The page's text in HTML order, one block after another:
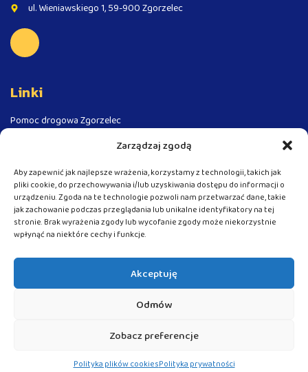
Zarządzaj zgodą
Aby zapewnić jak najlepsze wrażenia, korzystamy z technologii, takich jak
pliki cookie, do przechowywania i/lub uzyskiwania dostępu do informacji o
urządzeniu. Zgoda na te technologie pozwoli nam przetwarzać dane, takie
jak zachowanie podczas przeglądania lub unikalne identyfikatory na tej
stronie. Brak wyrażenia zgody lub wycofanie zgody może niekorzystnie
wpłynąć na niektóre cechy i funkcje.
Akceptuję
Odmów
Zobacz preferencje
Polityka plików cookiesPolityka prywatności
ul. Wieniawskiego 1, 59-900 Zgorzelec
Linki
Pomoc drogowa Zgorzelec
Pomoc drogowa - Autostrada A4
Pomoc drogowa Czechy
Laweta Zgorzelec - Autolaweta
Laweta Niemcy - Polska - Autolaweta
Holowanie busów
Pomoc drogowa TIR
© 2021 24autolaweta – Realizacja: Damian Jakubowski